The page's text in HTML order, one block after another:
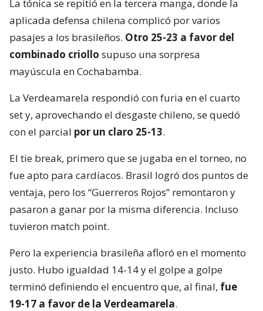
La tónica se repitió en la tercera manga, donde la
aplicada defensa chilena complicó por varios
pasajes a los brasileños. Otro 25-23 a favor del
combinado criollo supuso una sorpresa
mayúscula en Cochabamba.
La Verdeamarela respondió con furia en el cuarto
set y, aprovechando el desgaste chileno, se quedó
con el parcial por un claro 25-13.
El tie break, primero que se jugaba en el torneo, no
fue apto para cardíacos. Brasil logró dos puntos de
ventaja, pero los “Guerreros Rojos” remontaron y
pasaron a ganar por la misma diferencia. Incluso
tuvieron match point.
Pero la experiencia brasileña afloró en el momento
justo. Hubo igualdad 14-14 y el golpe a golpe
terminó definiendo el encuentro que, al final, fue
19-17 a favor de la Verdeamarela.